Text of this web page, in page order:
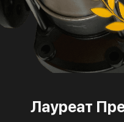
Лауреат